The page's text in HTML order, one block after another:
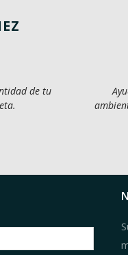
de tu